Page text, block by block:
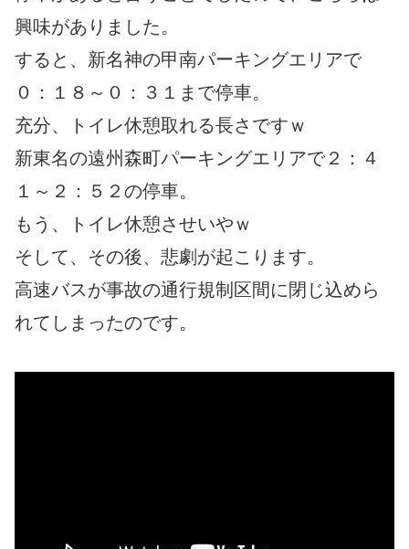
興味がありました。
すると、新名神の甲南パーキングエリアで
０：１８～０：３１まで停車。
充分、トイレ休憩取れる長さですｗ
新東名の遠州森町パーキングエリアで２：４
１～２：５２の停車。
もう、トイレ休憩させいやｗ
そして、その後、悲劇が起こります。
高速バスが事故の通行規制区間に閉じ込めら
れてしまったのです。